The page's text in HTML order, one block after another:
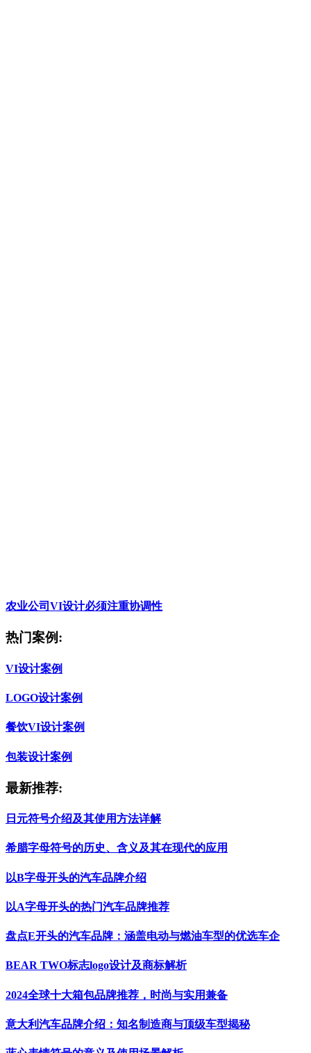
农业公司VI设计必须注重协调性
热门案例:
VI设计案例
LOGO设计案例
餐饮VI设计案例
包装设计案例
最新推荐:
日元符号介绍及其使用方法详解
希腊字母符号的历史、含义及其在现代的应用
以B字母开头的汽车品牌介绍
以A字母开头的热门汽车品牌推荐
盘点E开头的汽车品牌：涵盖电动与燃油车型的优选车企
BEAR TWO标志logo设计及商标解析
2024全球十大箱包品牌推荐，时尚与实用兼备
意大利汽车品牌介绍：知名制造商与顶级车型揭秘